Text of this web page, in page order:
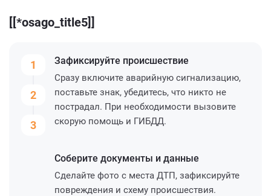
[[*osago_title5]]
1
2
3
Зафиксируйте происшествие
Сразу включите аварийную сигнализацию,
поставьте знак, убедитесь, что никто не
пострадал. При необходимости вызовите
скорую помощь и ГИБДД.
Соберите документы и данные
Сделайте фото с места ДТП, зафиксируйте
повреждения и схему происшествия.